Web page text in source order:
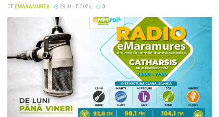
DE EMARAMUREȘ 29 IULIE 2026 0